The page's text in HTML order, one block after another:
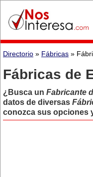
Directorio » Fábricas »
Fábricas de
¿Busca un Fabricante
datos de diversas
conozca sus opciones